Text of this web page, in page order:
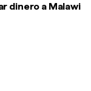
dinero a Malawi